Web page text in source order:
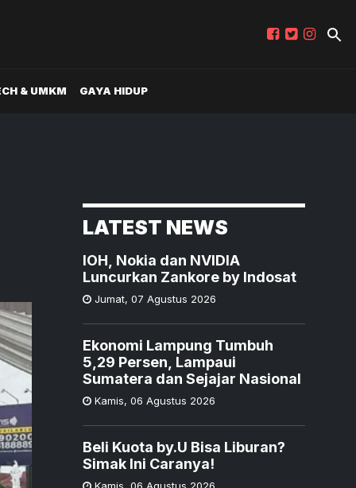
& UMKM GAYA HIDUP
LATEST NEWS
IOH, Nokia dan NVIDIA
Luncurkan Zankore by Indosat
Jumat, 07 Agustus 2026
Ekonomi Lampung Tumbuh
5,29 Persen, Lampaui
Sumatera dan Sejajar Nasional
Kamis, 06 Agustus 2026
Beli Kuota by.U Bisa Liburan?
Simak Ini Caranya!
Kamis, 06 Agustus 2026